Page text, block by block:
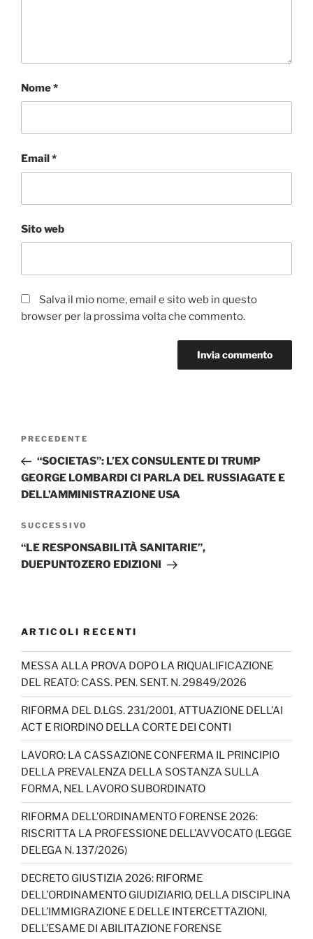
Nome*
Email*
Sito web
Salva il mio nome, email e sito web in questo
browser per la prossima volta che commento.
Navigazione
Articolo
precedente:
PRECEDENTE
“SOCIETAS”: L’EX CONSULENTE DI TRUMP
GEORGE LOMBARDI CI PARLA DEL RUSSIAGATE E
DELL’AMMINISTRAZIONE USA
Articolo
successivo
SUCCESSIVO
“LE RESPONSABILITÀ SANITARIE”,
DUEPUNTOZERO EDIZIONI
ARTICOLI RECENTI
MESSA ALLA PROVA DOPO LA RIQUALIFICAZIONE
DEL REATO: CASS. PEN. SENT. N. 29849/2026
RIFORMA DEL D.LGS. 231/2001, ATTUAZIONE DELL’AI
ACT E RIORDINO DELLA CORTE DEI CONTI
LAVORO: LA CASSAZIONE CONFERMA IL PRINCIPIO
DELLA PREVALENZA DELLA SOSTANZA SULLA
FORMA, NEL LAVORO SUBORDINATO
RIFORMA DELL’ORDINAMENTO FORENSE 2026:
RISCRITTA LA PROFESSIONE DELL’AVVOCATO (LEGGE
DELEGA N. 137/2026)
DECRETO GIUSTIZIA 2026: RIFORME
DELL’ORDINAMENTO GIUDIZIARIO, DELLA DISCIPLINA
DELL’IMMIGRAZIONE E DELLE INTERCETTAZIONI,
DELL’ESAME DI ABILITAZIONE FORENSE